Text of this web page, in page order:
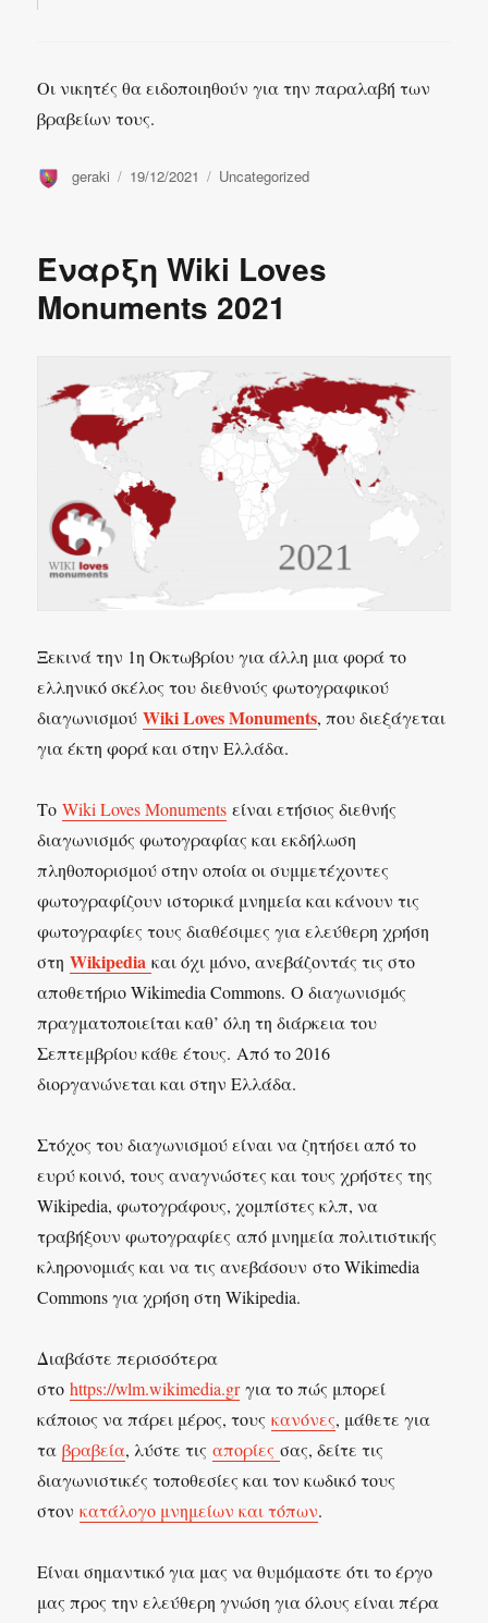
Οι νικητές θα ειδοποιηθούν για την παραλαβή των
βραβείων τους.
Συντάκτης
geraki
Δημοσιεύτηκε
19/12/2021 Κατηγορίες
Uncategorized
Έναρξη Wiki Loves
Monuments 2021
Ξεκινά την 1η Οκτωβρίου για άλλη μια φορά το
ελληνικό σκέλος του διεθνούς φωτογραφικού
διαγωνισμούWiki Loves Monuments, που διεξάγεται
για έκτη φορά και στην Ελλάδα.
ΤοWiki Loves Monuments είναι ετήσιος διεθνής
διαγωνισμός φωτογραφίας και εκδήλωση
πληθοπορισμού στην οποία οι συμμετέχοντες
φωτογραφίζουν ιστορικά μνημεία και κάνουν τις
φωτογραφίες τους διαθέσιμες για ελεύθερη χρήση
στηWikipediaκαι όχι μόνο, ανεβάζοντάς τις στο
αποθετήριο Wikimedia Commons. Ο διαγωνισμός
πραγματοποιείται καθ’ όλη τη διάρκεια του
Σεπτεμβρίου κάθε έτους. Από το 2016
διοργανώνεται και στην Ελλάδα.
Στόχος του διαγωνισμού είναι να ζητήσει από το
ευρύ κοινό, τους αναγνώστες και τους χρήστες της
Wikipedia, φωτογράφους, χομπίστες κλπ, να
τραβήξουν φωτογραφίες από μνημεία πολιτιστικής
κληρονομιάς και να τις ανεβάσουν στο Wikimedia
Commons για χρήση στη Wikipedia.
Διαβάστε περισσότερα
στοhttps://wlm.wikimedia.grγια το πώς μπορεί
κάποιος να πάρει μέρος, τουςκανόνες, μάθετε για
ταβραβεία, λύστε τιςαπορίεςσας, δείτε τις
διαγωνιστικές τοποθεσίες και τον κωδικό τους
στονκατάλογο μνημείων και τόπων.
Είναι σημαντικό για μας να θυμόμαστε ότι το έργο
μας προς την ελεύθερη γνώση για όλους είναι πέρα